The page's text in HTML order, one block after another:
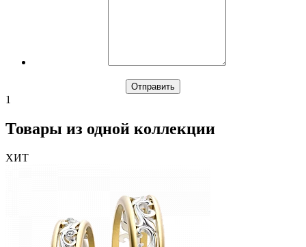
1
Товары из одной коллекции
ХИТ